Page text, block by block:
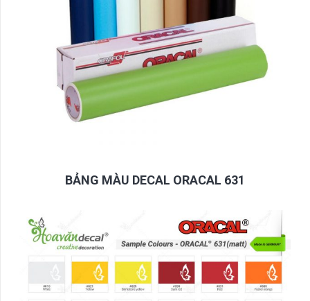
BẢNG MÀU DECAL ORACAL 631